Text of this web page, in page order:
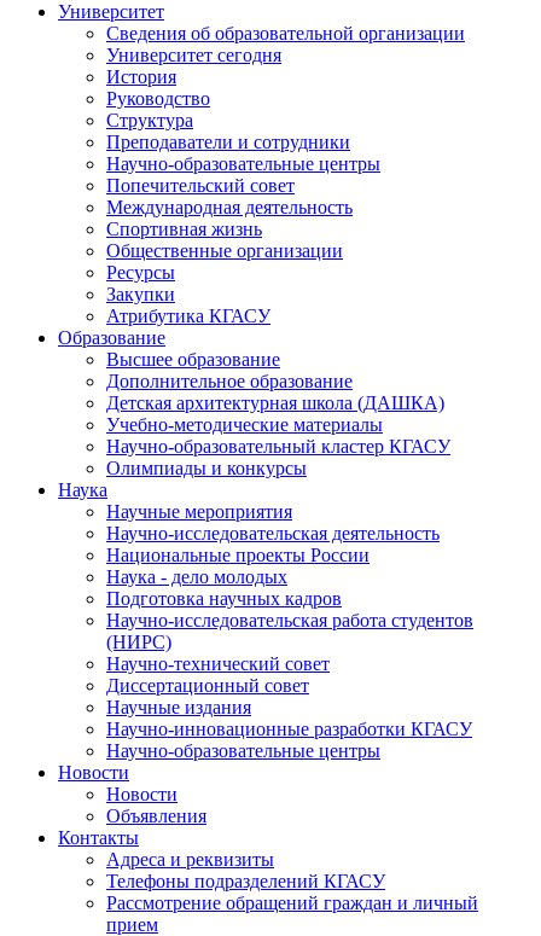
Университет
Сведения об образовательной организации
Университет сегодня
История
Руководство
Структура
Преподаватели и сотрудники
Научно-образовательные центры
Попечительский совет
Международная деятельность
Спортивная жизнь
Общественные организации
Ресурсы
Закупки
Атрибутика КГАСУ
Образование
Высшее образование
Дополнительное образование
Детская архитектурная школа (ДАШКА)
Учебно-методические материалы
Научно-образовательный кластер КГАСУ
Олимпиады и конкурсы
Наука
Научные мероприятия
Научно-исследовательская деятельность
Национальные проекты России
Наука - дело молодых
Подготовка научных кадров
Научно-исследовательская работа студентов
(НИРС)
Научно-технический совет
Диссертационный совет
Научные издания
Научно-инновационные разработки КГАСУ
Научно-образовательные центры
Новости
Новости
Объявления
Контакты
Адреса и реквизиты
Телефоны подразделений КГАСУ
Рассмотрение обращений граждан и личный
прием